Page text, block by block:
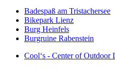
Badespaß am Tristachersee
Bikepark Lienz
Burg Heinfels
Burgruine Rabenstein
Cool‘s - Center of Outdoor